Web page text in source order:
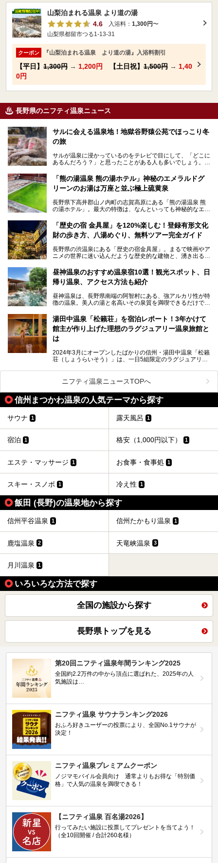
山梨泊まれる温泉 より道の湯
4.6
入浴料： 1,300円〜
山梨県都留市つる1-13-31
クーポン 『山梨泊まれる温泉 より道の湯』入浴料割引
【平日】 1,300円 → 1,200円 【土日祝】 1,500円 → 1,40
0円
長野県のニフティ温泉ニュース
サルに会える温泉地！地獄谷野猿公苑でほっこり冬
の旅
サルが温泉に浸かっているのをテレビで目にして、「どこに
あるんだろう？」と思ったことがある人も多いでしょう。
この微笑ましい光景は、長野県にある「地獄谷野猿公苑」で
見られるもので、野生のサルが雪景色の中で温泉に浸かる姿
を間近で観察できます。
本記事では、地獄谷野猿公苑の魅力や見どころ、サルと温泉
との関係性、地獄谷周辺の観光スポットについて紹介しま
ので、野生のサルを観察する貴重な自然体験と温泉をあわせ
て楽しみたい人は、ぜひ参考にしてください。
「熊の湯温泉 熊の湯ホテル」神秘のエメラルドグ
リーンのお湯は万座と並ぶ極上硫黄泉
長野県下高井郡山ノ内町の志賀高原にある「熊の湯温泉 熊
の湯ホテル」。最大の特徴は、なんといっても神秘的なエメ
リピートするファンも多い温泉です。冬はスキーと一緒に楽
しみたい極上の温泉を紹介します。
「歴史の宿 金具屋」を120%楽しむ！登録有形文化
財の歩き方、八湯めぐり、無料ツアー完全ガイド
長野県の渋温泉にある「歴史の宿金具屋」。まるで映画やア
ニメの世界に迷い込んだような歴史的な建物と、湧き出る温
を隅々まで楽しみたいですよね。この記事では、金具屋での
滞在を最高の思い出にするための「楽しみ方」を徹底的にご
紹介します！
昼神温泉のおすすめ温泉宿10選！観光スポット、日
帰り温泉、アクセス方法も紹介
昼神温泉は、長野県南端の阿智村にある、強アルカリ性が特
徴の温泉。美人の湯と名高いその泉質を満喫できるだけでな
昼神温泉では、朝市などの観光スポットや、信州名物のおや
きを楽しめるグルメスポットなど、観光を楽しむにはぴった
りの場所が豊富にあります。
この記事では、昼神温泉での滞在を充実させる宿泊施設や日
帰り温泉、見どころ満載の観光・グルメスポットに加え、ア
クセス方法も順に紹介します。
湯田中温泉「松籟荘」を宿泊レポート！3年かけて
館主が作り上げた理想のラグジュアリー温泉旅館と
は
2024年3月にオープンしたばかりの信州・湯田中温泉「松籟
荘（しょうらいそう）」は、一日5組限定のラグジュアリー
ライベートに楽しめる非日常感が味わえます。また宿泊者は
道向かいの「よろづや」の大浴場「桃山風呂」や共同浴場の
「湯田中大湯」も利用ができます。
極上のお湯に浸り上質なお料理に舌鼓、特別な日に泊まりた
い湯田中温泉「松籟荘」を、実際に宿泊した目線で紹介しま
ニフティ温泉ニュースTOPへ
信州まつかわ温泉の人気テーマから探す
サウナ 1 露天風呂 1
宿泊 1 格安（1,000円以下） 1
エステ・マッサージ 1 お食事・食事処 1
スキー・スノボ 1 冷え性 1
飯田 (長野)の温泉地から探す
信州平谷温泉 1 信州たかもり温泉 1
鹿塩温泉 2 天竜峡温泉 3
月川温泉 1
いろいろな方法で探す
全国の施設から探す
長野県トップを見る
第20回ニフティ温泉年間ランキング2025
全国約2.2万件の中から頂点に選ばれた、2025年の人
気施設は…
ニフティ温泉 サウナランキング2026
おふろ好きユーザーの投票により、全国No.1サウナが
決定！
ニフティ温泉プレミアムクーポン
ノジマモバイル会員向け 通常よりもお得な「特別価
格」で人気の温泉を満喫できる！
【ニフティ温泉 百名湯2026】
行ってみたい施設に投票してプレゼントを当てよう！
（全10回開催 / 合計260名様）